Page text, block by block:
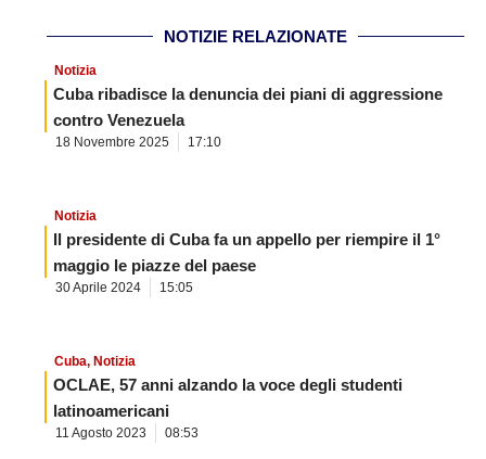
NOTIZIE RELAZIONATE
Notizia
Cuba ribadisce la denuncia dei piani di aggressione
contro Venezuela
18 Novembre 2025 17:10
Notizia
Il presidente di Cuba fa un appello per riempire il 1°
maggio le piazze del paese
30 Aprile 2024 15:05
Cuba, Notizia
OCLAE, 57 anni alzando la voce degli studenti
latinoamericani
11 Agosto 2023 08:53